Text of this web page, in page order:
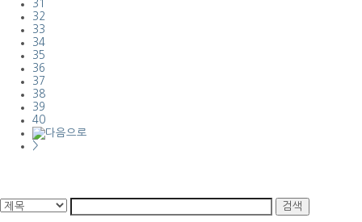
31
32
33
34
35
36
37
38
39
40
>